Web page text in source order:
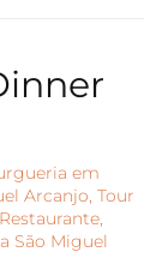
em
Arcanjo, Tour
,
São Miguel